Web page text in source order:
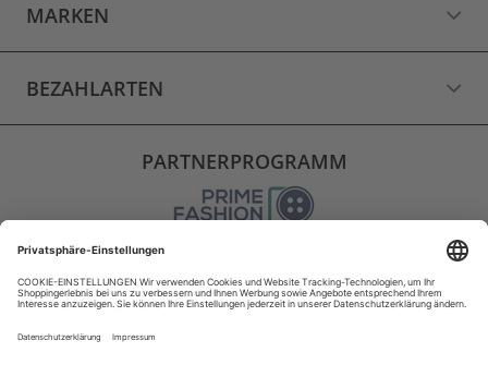
MARKEN
BEZAHLARTEN
PARTNERPROGRAMM
VERSAND